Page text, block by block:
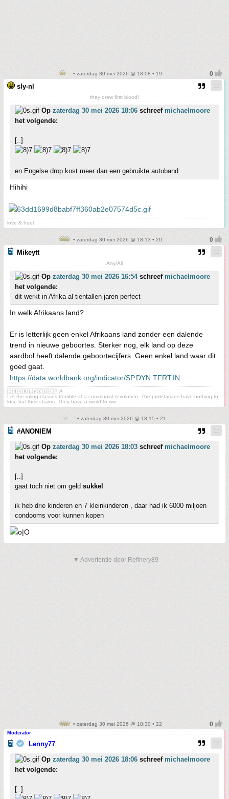
• zaterdag 30 mei 2026 @ 18:08 • 19
sly-nl
they drew first blood!
Op zaterdag 30 mei 2026 18:06 schreef michaelmoore
het volgende:
[..]
en Engelse drop kost meer dan een gebruikte autoband
Hihihi
love & heet
• zaterdag 30 mei 2026 @ 18:13 • 20
Mikeytt
Any/All
Op zaterdag 30 mei 2026 16:54schreef michaelmoore
het volgende:
dit werkt in Afrika al tientallen jaren perfect
In welk Afrikaans land?
Er is letterlijk geen enkel Afrikaans land zonder een dalende
trend in nieuwe geboortes. Sterker nog, elk land op deze
aardbol heeft dalende geboortecijfers. Geen enkel land waar dit
goed gaat.
https://data.worldbank.org/indicator/SP.DYN.TFRT.IN
🇨🇳🇻🇳🇱🇦🇨🇺🇰🇵☭
Let the ruling classes tremble at a communist revolution. The proletarians have nothing to
lose but their chains. They have a world to win.
• zaterdag 30 mei 2026 @ 18:15 • 21
#ANONIEM
Op zaterdag 30 mei 2026 18:03 schreef michaelmoore
het volgende:
[..]
gaat toch niet om geld sukkel
ik heb drie kinderen en 7 kleinkinderen , daar had ik 6000 miljoen
condooms voor kunnen kopen
▼ Advertentie door Refinery89
• zaterdag 30 mei 2026 @ 18:30 • 22
Moderator
Lenny77
Op zaterdag 30 mei 2026 18:06 schreef michaelmoore
het volgende:
[..]